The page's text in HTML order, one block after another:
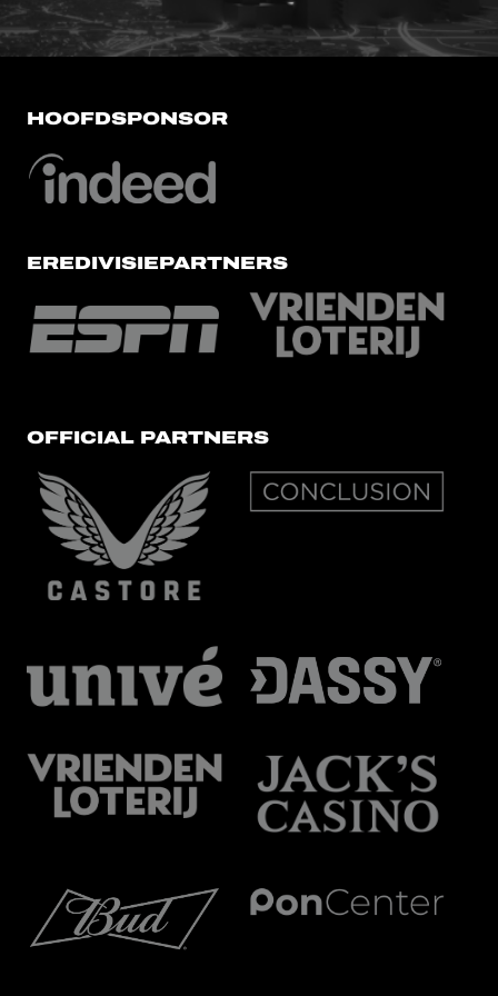
HOOFDSPONSOR
EREDIVISIEPARTNERS
OFFICIAL PARTNERS